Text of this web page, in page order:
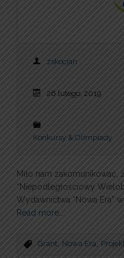
zskocjan
26 lutego, 2019
Konkursy & Olimpiady
Miło nam zakomunikować,
“Niepodległościowy
Wydawnictwa “Nowa Era”
Read more…
Grant, Nowa Era,